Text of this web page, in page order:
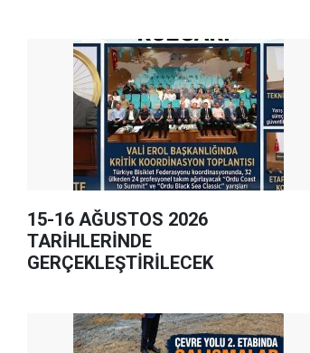
15-16 AĞUSTOS 2026
TARİHLERİNDE
GERÇEKLEŞTİRİLECEK